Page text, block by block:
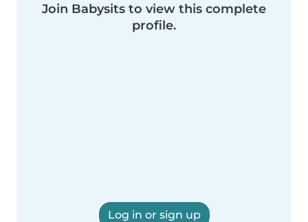
Join Babysits to view this complete
profile.
Log in or sign up